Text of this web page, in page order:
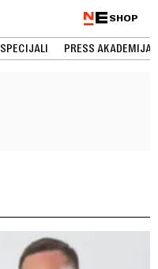
SHOP
SPECIJALI PRESS AKADEMIJA